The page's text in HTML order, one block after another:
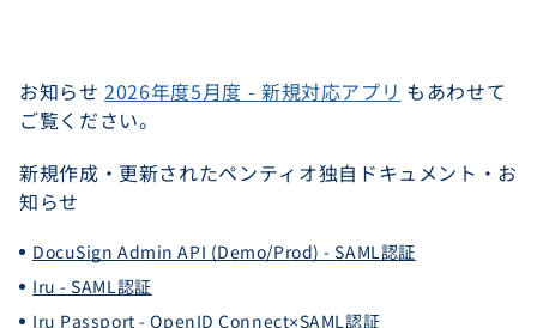
お知らせ2026年度5月度 - 新規対応アプリ もあわせて
ご覧ください。
新規作成・更新されたペンティオ独自ドキュメント・お
知らせ
DocuSign Admin API (Demo/Prod) - SAML認証
Iru - SAML認証
Iru Passport - OpenID Connect×SAML認証